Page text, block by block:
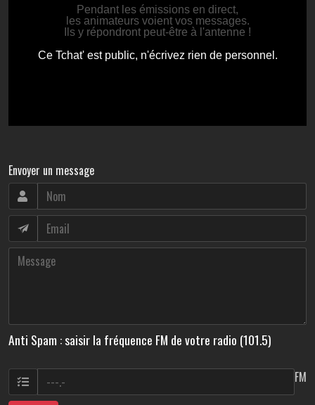
Envoyer un message
Anti Spam : saisir la fréquence FM de votre radio (101.5)
FM